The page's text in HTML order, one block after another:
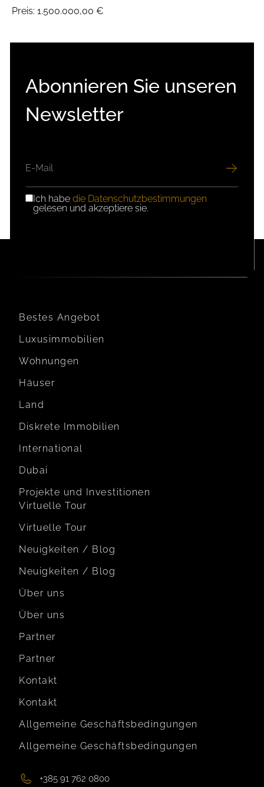
Preis: 1.500.000,00 €
Abonnieren Sie unseren
Newsletter
MAIL
DSGVO-
EINWILLIGUNG
Ich habe die Datenschutzbestimmungen
gelesen und akzeptiere sie.
Bestes Angebot
Luxusimmobilien
Wohnungen
Häuser
Land
Diskrete Immobilien
International
Dubai
Projekte und Investitionen
Virtuelle Tour
Virtuelle Tour
Neuigkeiten / Blog
Neuigkeiten / Blog
Über uns
Über uns
Partner
Partner
Kontakt
Kontakt
Allgemeine Geschäftsbedingungen
Allgemeine Geschäftsbedingungen
+385 91 762 0800